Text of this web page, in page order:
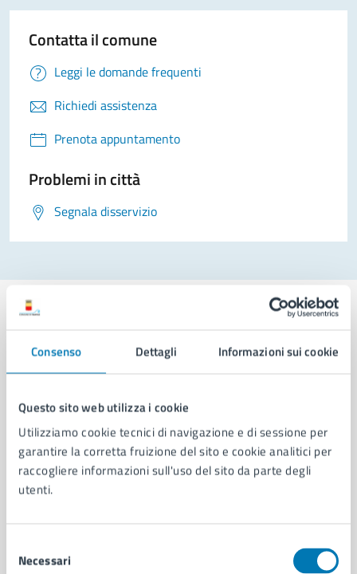
Consenso Dettagli Informazioni sui cookie
Questo sito web utilizza i cookie
Utilizziamo cookie tecnici di navigazione e di sessione per
garantire la corretta fruizione del sito e cookie analitici per
raccogliere informazioni sull'uso del sito da parte degli
utenti.
delNecessari
Contatta il comune
Leggi le domande frequenti
Richiedi assistenza
Prenota appuntamento
Problemi in città
Segnala disservizio
Comune di Napoli
AMMINISTRAZIONE
Aree amministrative
Organi di governo
Municipalità
Uffici
Personale amministrativo